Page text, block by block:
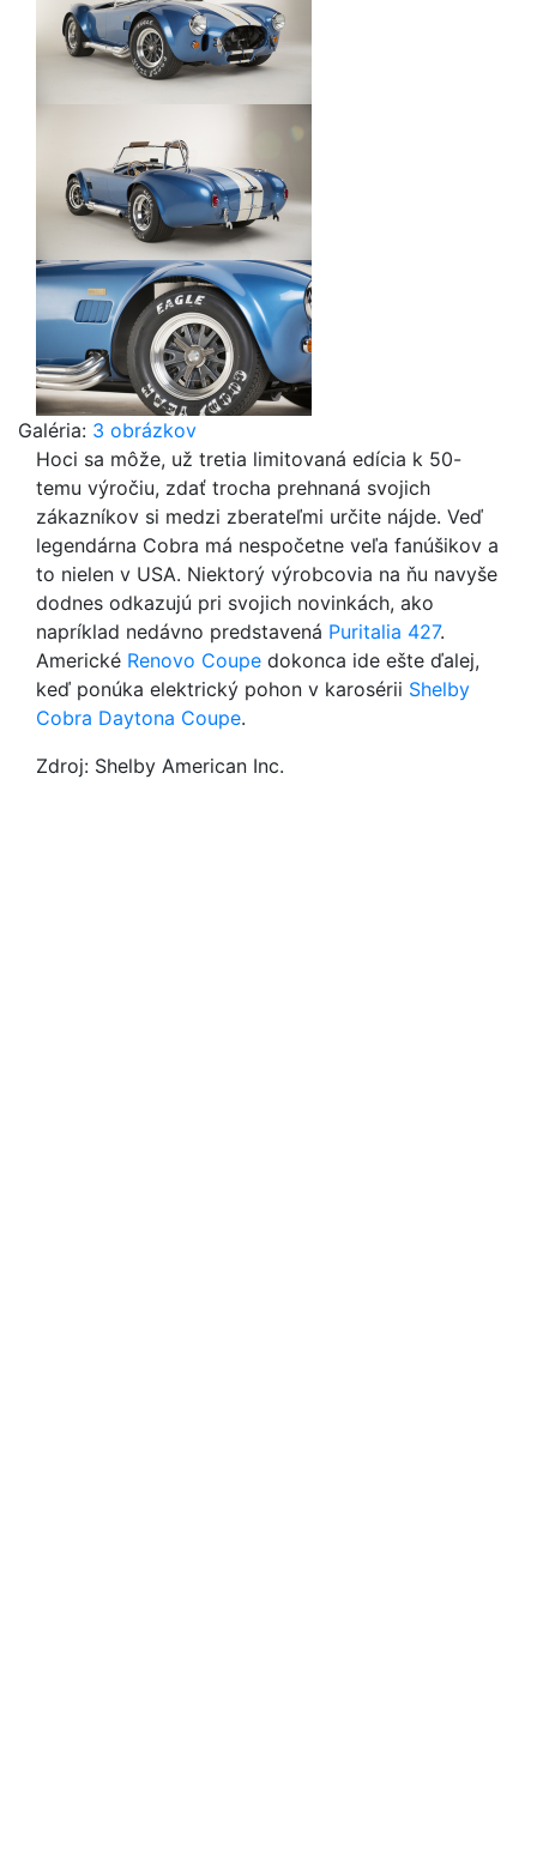
Galéria: 3 obrázkov
Hoci sa môže, už tretia limitovaná edícia k 50-
temu výročiu, zdať trocha prehnaná svojich
zákazníkov si medzi zberateľmi určite nájde. Veď
legendárna Cobra má nespočetne veľa fanúšikov a
to nielen v USA. Niektorý výrobcovia na ňu navyše
dodnes odkazujú pri svojich novinkách, ako
napríklad nedávno predstavená Puritalia 427.
Americké Renovo Coupe dokonca ide ešte ďalej,
keď ponúka elektrický pohon v karosérii Shelby
Cobra Daytona Coupe.
Zdroj: Shelby American Inc.